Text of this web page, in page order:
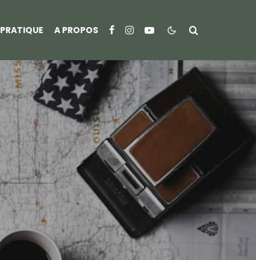
PRATIQUE A PROPOS